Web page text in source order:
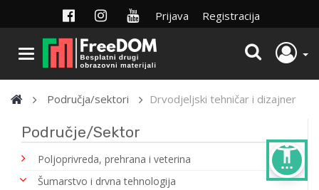
settings_accessibility
Prijava Registracija
Područja/sektori Drvodjeljski tehničar i dizajner
Područje/Sektor
Poljoprivreda, prehrana i veterina
Šumarstvo i drvna tehnologija